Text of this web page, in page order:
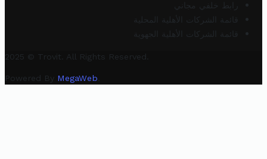
رابط خلفي مجاني
قائمة الشركات الأهلية المحلية
قائمة الشركات الأهلية الجهوية
2025 © Trovit. All Rights Reserved.
Powered By MegaWeb